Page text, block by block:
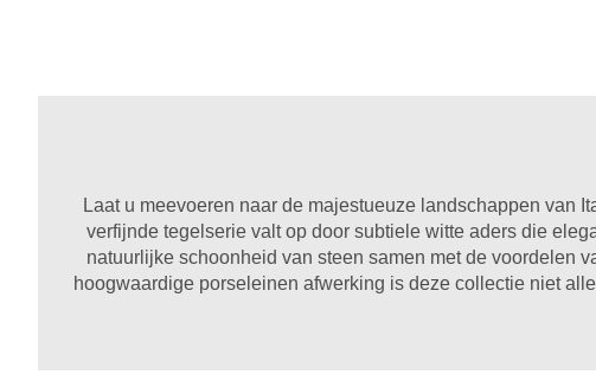
Laat u meevoeren naar de majestueuze landschappen van
verfijnde tegelserie valt op door subtiele witte aders die
natuurlijke schoonheid van steen samen met de voordelen
hoogwaardige porseleinen afwerking is deze collectie niet